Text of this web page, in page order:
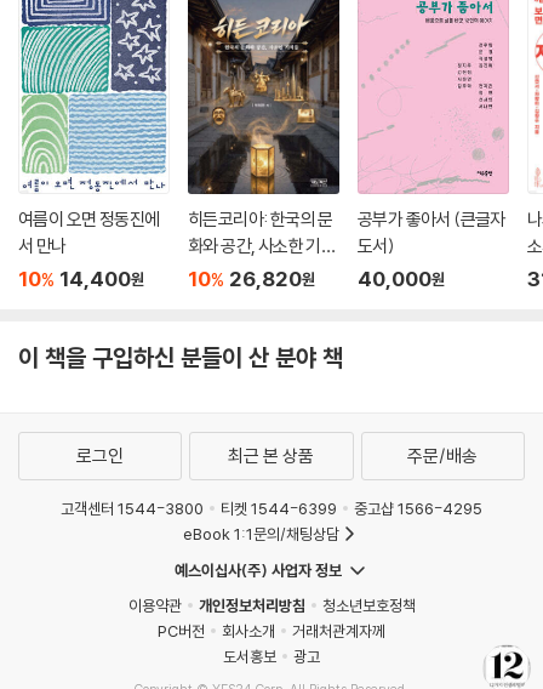
다. 우리 삶을 비참하게 만드는 것 중 하나는 남들과의 비교다. 법칙 4 ‘당
신을 다른 사람과 비교하지 말고, 오직 어제의 당신하고만 비교하라’에서
이 문제를 다룬다. 이 세상에는 나보다 잘난 사람이 너무 많다. 요즘에는 온
라인으로 수억 명과 연결되어 있다 보니 내가 소질이 있고 업적도 쌓았다
고 생각하는 분야에서조차 나보다 더 뛰어난 사람들이 수두룩하다. 그런데
역사적으로 유명한 사람 중에는 시골 출신이 압도적으로 많다. 비교할 대
상이 많지 않은 환경에서 자란 그들은 작은 승리의 경험들을 통해 자신감
을 잃지 않고 올바르게 성장할 수 있었던 것이다.
이 문제를 해결하려면 어떻게 해야 할까? 조던 피터슨은 인생에는 참여할
성공하지 못하면 다른 게임에 도전하면 된다. 나의 장점과 약점, 처한 상황
정신적으로 미숙하다는 뜻이다. 가장 높은 목표를 세우고 오늘에 집중한다
면 누구나 성장할 수 있다. 그리고 성공보다는 성장이 인생을 더욱 풍요롭
게 만든다.
이 책을 읽고 당신이 잃을 거라곤 단 하나,
지금 그 의미 없는 삶뿐이다.
그러려면 우리는 더 강해져야 하고 더 용감해져야 한다. 아무리 거부해도
삶은 고통이다. 거부할 수 없는 진리다. 쉽지 않은 길이다. 하지만 삶의 역
여름이 오면 정동진에
서 만나
10% 14,400원
히든코리아: 한국의 문
화와 공간, 사소한 기적
들
10% 26,820원
공부가 좋아서 (큰글자
도서)
40,000원
이 책을 구입하신 분들이 산 분야 책
로그인 최근 본 상품 주문/배송
고객센터 1544-3800 티켓 1544-6399
중고샵 1566-4295
eBook 1:1문의/채팅상담
예스이십사(주) 사업자 정보
이용약관
개인정보처리방침
청소년보호정책
PC버전
회사소개
거래처관계자께
도서홍보
광고